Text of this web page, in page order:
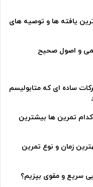
یافته ها و توصیه های
و اصول صحیح
ساده ای که متابولیسم
تمرین ها بیشترین
زمان و نوع تمرین
سریع و مقوی بپزیم؟